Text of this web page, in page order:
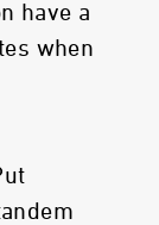
have a
when